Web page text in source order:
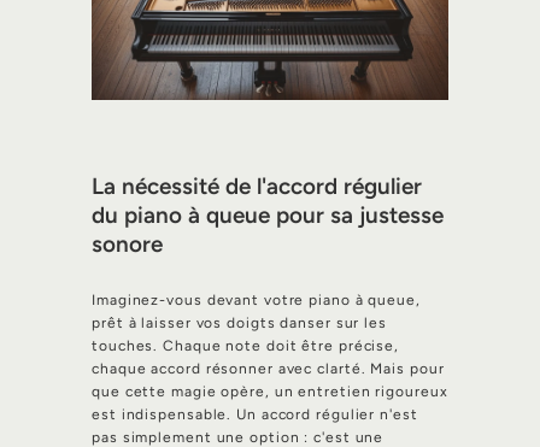
La nécessité de l'accord régulier
du piano à queue pour sa justesse
sonore
Imaginez-vous devant votre piano à queue,
prêt à laisser vos doigts danser sur les
touches. Chaque note doit être précise,
chaque accord résonner avec clarté. Mais pour
que cette magie opère, un entretien rigoureux
est indispensable. Un accord régulier n'est
pas simplement une option : c'est une